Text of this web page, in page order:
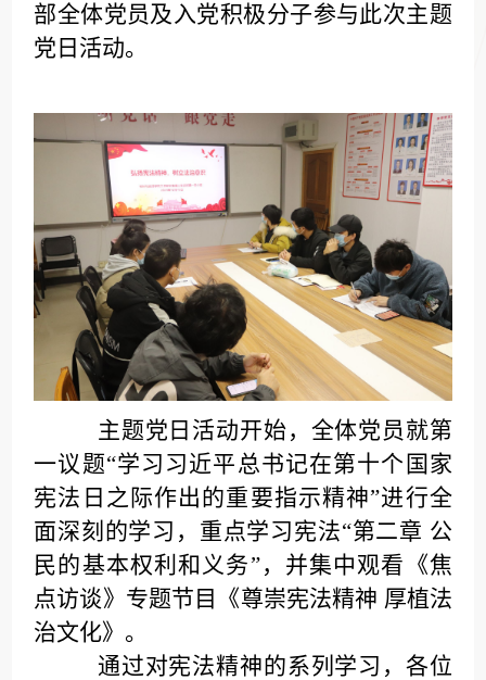
部全体党员及入党积极分子参与此次主题
党日活动。
主题党日活动开始，全体党员就第
一议题“学习习近平总书记在第十个国家
宪法日之际作出的重要指示精神”进行全
面深刻的学习，重点学习宪法“第二章 公
民的基本权利和义务”，并集中观看《焦
点访谈》专题节目《尊崇宪法精神 厚植法
治文化》。
通过对宪法精神的系列学习，各位